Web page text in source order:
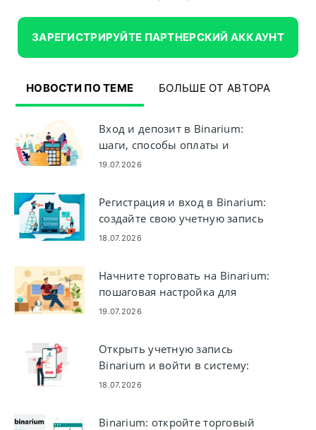
ЗАРЕГИСТРИРУЙТЕ ПАРТНЕРСКИЙ АККАУНТ
НОВОСТИ ПО ТЕМЕ БОЛЬШЕ ОТ АВТОРА
Вход и депозит в Binarium:
шаги, способы оплаты и
ограничения
19.07.2026
Регистрация и вход в Binarium:
создайте свою учетную запись
и получите доступ к ней
18.07.2026
Начните торговать на Binarium:
пошаговая настройка для
начинающих
19.07.2026
Открыть учетную запись
Binarium и войти в систему:
настройка учетной записи и
18.07.2026
Binarium: откройте торговый